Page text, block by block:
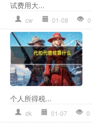
试费用大...
cw 01-08 0
个人所得税...
dk 01-07 0